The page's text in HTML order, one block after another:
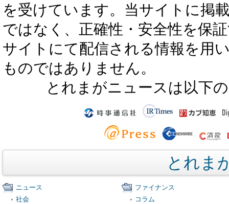
を受けています。当サイトに掲
ではなく、正確性・安全性を保
サイトにて配信される情報を用
ものではありません。
とれまがニュースは以下
とれま
ニュース
社会
ファイナンス
コラム